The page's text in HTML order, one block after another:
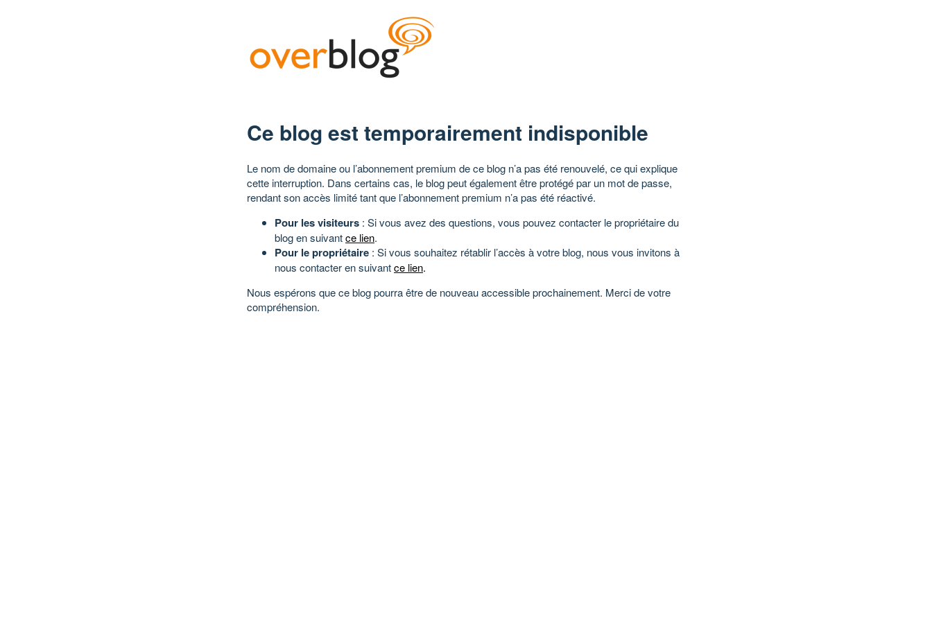
Ce blog est temporairement indisponible
Le nom de domaine ou l’abonnement premium de ce blog n’a pas été renouvelé, ce qui explique
cette interruption. Dans certains cas, le blog peut également être protégé par un mot de passe,
rendant son accès limité tant que l’abonnement premium n’a pas été réactivé.
Pour les visiteurs : Si vous avez des questions, vous pouvez contacter le propriétaire du
blog en suivantce lien.
Pour le propriétaire : Si vous souhaitez rétablir l’accès à votre blog, nous vous invitons à
nous contacter en suivantce lien.
Nous espérons que ce blog pourra être de nouveau accessible prochainement. Merci de votre
compréhension.